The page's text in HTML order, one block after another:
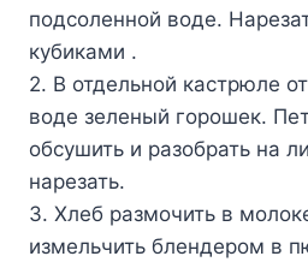
подсоленной воде.
кубиками .
2. В отдельной кастрюле
воде зеленый горошек.
обсушить и разобрать на
нарезать.
3. Хлеб размочить в
измельчить блендером в